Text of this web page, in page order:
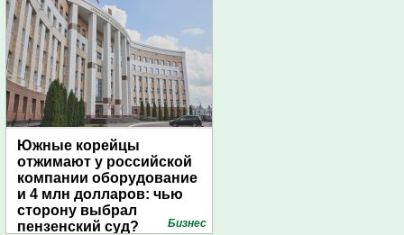
Южные корейцы
отжимают у российской
компании оборудование
и 4 млн долларов: чью
сторону выбрал
пензенский суд?
Бизнес